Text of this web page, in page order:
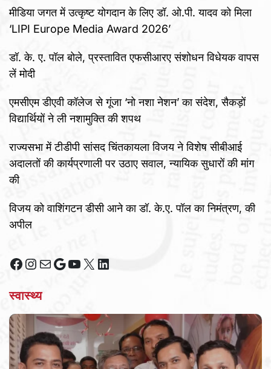
मीडिया जगत में उत्कृष्ट योगदान के लिए डॉ. ओ.पी. यादव को मिला
‘LIPI Europe Media Award 2026’
डॉ. के. ए. पॉल बोले, प्रस्तावित एफसीआरए संशोधन विधेयक वापस
लें मोदी
एमसीएम डीएवी कॉलेज से गूंजा ‘नो नशा नेशन’ का संदेश, सैकड़ों
विद्यार्थियों ने ली नशामुक्ति की शपथ
राज्यसभा में टीडीपी सांसद चिंतकायला विजय ने विशेष सीबीआई
अदालतों की कार्यप्रणाली पर उठाए सवाल, न्यायिक सुधारों की मांग
की
विजय को वाशिंगटन डीसी आने का डॉ. के.ए. पॉल का निमंत्रण, की
अपील
Facebook
Instagram
MailGoogle
YouTube
X LinkedIn
स्वास्थ्य